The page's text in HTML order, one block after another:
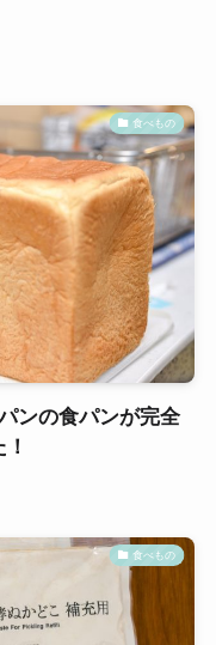
食べもの
ンの食パンが完全
食べもの